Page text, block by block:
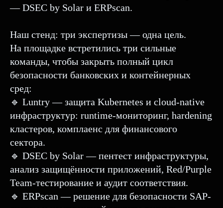
— DSEC by Solar и ERPscan.
Наш стенд: три экспертизы — одна цель.
На площадке встретились три сильные
команды, чтобы закрыть полный цикл
безопасности банковских и контейнерных
сред:
🔹 Luntry — защита Kubernetes и cloud-native
инфраструктур: runtime-мониторинг, hardening
кластеров, комплаенс для финансового
сектора.
🔹 DSEC by Solar — пентест инфраструктуры,
анализ защищённости приложений, Red/Purple
Team-тестирование и аудит соответствия.
🔹 ERPscan — решение для безопасности SAP-